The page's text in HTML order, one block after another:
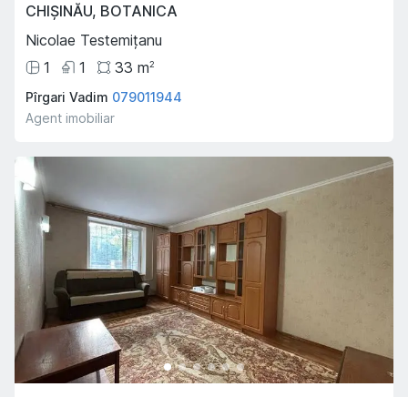
CHIȘINĂU, BOTANICA
Nicolae Testemițanu
1
1 33 m2
Pîrgari Vadim 079011944
Agent imobiliar